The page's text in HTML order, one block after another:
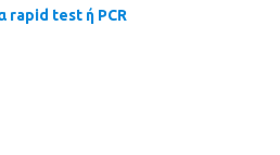
rapid test ή PCR